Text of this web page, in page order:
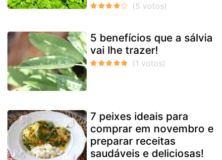
5 benefícios que a sálvia
vai lhe trazer!
7 peixes ideais para
comprar em novembro e
preparar receitas
saudáveis e deliciosas!